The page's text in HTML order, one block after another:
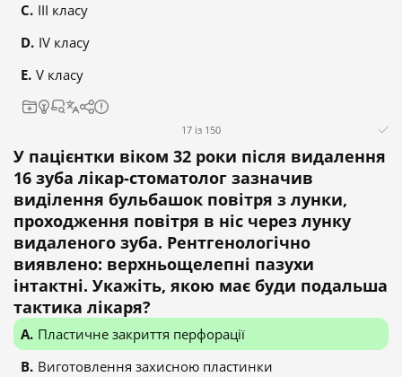
ІІІ класу
ІV класу
V класу
17 із 150
У пацієнтки віком 32 роки після видалення
16 зуба лікар-стоматолог зазначив
виділення бульбашок повітря з лунки,
проходження повітря в ніс через лунку
видаленого зуба. Рентгенологічно
виявлено: верхньощелепні пазухи
інтактні. Укажіть, якою має буди подальша
тактика лікаря?
Пластичне закриття перфорації
Виготовлення захисною пластинки